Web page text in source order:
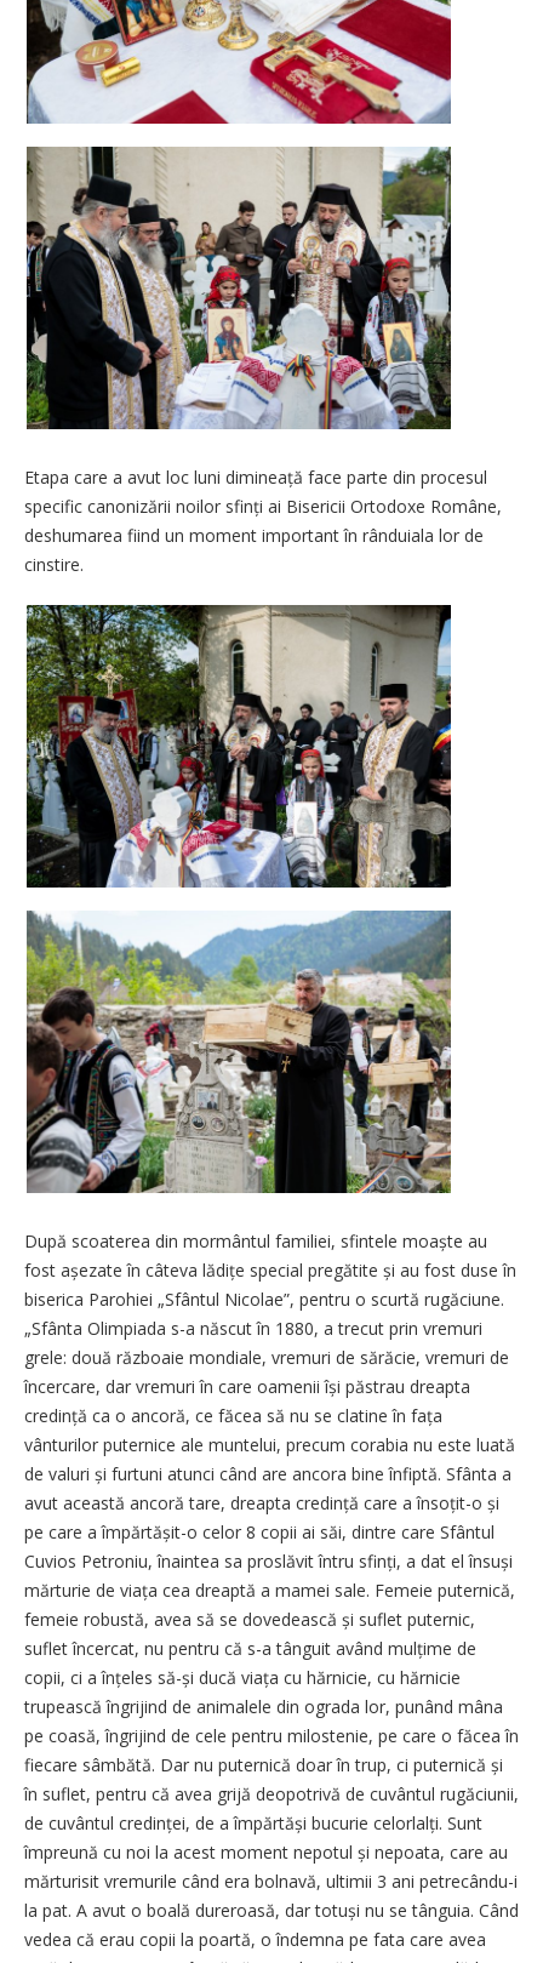
Etapa care a avut loc luni dimineață face parte din procesul
specific canonizării noilor sfinți ai Bisericii Ortodoxe Române,
deshumarea fiind un moment important în rânduiala lor de
cinstire.
După scoaterea din mormântul familiei, sfintele moaște au
fost așezate în câteva lădițe special pregătite și au fost duse în
biserica Parohiei „Sfântul Nicolae”, pentru o scurtă rugăciune.
„Sfânta Olimpiada s-a născut în 1880, a trecut prin vremuri
grele: două războaie mondiale, vremuri de sărăcie, vremuri de
încercare, dar vremuri în care oamenii își păstrau dreapta
credință ca o ancoră, ce făcea să nu se clatine în fața
vânturilor puternice ale muntelui, precum corabia nu este luată
de valuri și furtuni atunci când are ancora bine înfiptă. Sfânta a
avut această ancoră tare, dreapta credință care a însoțit-o și
pe care a împărtășit-o celor 8 copii ai săi, dintre care Sfântul
Cuvios Petroniu, înaintea sa proslăvit întru sfinți, a dat el însuși
mărturie de viața cea dreaptă a mamei sale. Femeie puternică,
femeie robustă, avea să se dovedească și suflet puternic,
suflet încercat, nu pentru că s-a tânguit având mulțime de
copii, ci a înțeles să-și ducă viața cu hărnicie, cu hărnicie
trupească îngrijind de animalele din ograda lor, punând mâna
pe coasă, îngrijind de cele pentru milostenie, pe care o făcea în
fiecare sâmbătă. Dar nu puternică doar în trup, ci puternică și
în suflet, pentru că avea grijă deopotrivă de cuvântul rugăciunii,
de cuvântul credinței, de a împărtăși bucurie celorlalți. Sunt
împreună cu noi la acest moment nepotul și nepoata, care au
mărturisit vremurile când era bolnavă, ultimii 3 ani petrecându-i
la pat. A avut o boală dureroasă, dar totuși nu se tânguia. Când
vedea că erau copii la poartă, o îndemna pe fata care avea